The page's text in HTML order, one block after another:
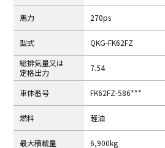
⾺⼒ 270ps
型式
QKG-FK62FZ
総排気量⼜は
定格出⼒
7.54
⾞体番号 FK62FZ-586***
燃料 軽油
最⼤積載量 6,900kg